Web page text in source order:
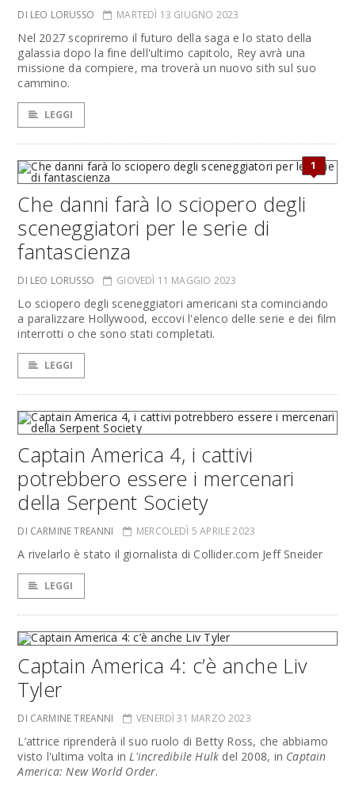
DI LEO LORUSSO MARTEDÌ 13 GIUGNO 2023
Nel 2027 scopriremo il futuro della saga e lo stato della
galassia dopo la fine dell'ultimo capitolo, Rey avrà una
missione da compiere, ma troverà un nuovo sith sul suo
cammino.
LEGGI
1
Che danni farà lo sciopero degli
sceneggiatori per le serie di
fantascienza
DI LEO LORUSSO GIOVEDÌ 11 MAGGIO 2023
Lo sciopero degli sceneggiatori americani sta cominciando
a paralizzare Hollywood, eccovi l'elenco delle serie e dei film
interrotti o che sono stati completati.
LEGGI
Captain America 4, i cattivi
potrebbero essere i mercenari
della Serpent Society
DI CARMINE TREANNI MERCOLEDÌ 5 APRILE 2023
A rivelarlo è stato il giornalista di Collider.com Jeff Sneider
LEGGI
Captain America 4: c’è anche Liv
Tyler
DI CARMINE TREANNI VENERDÌ 31 MARZO 2023
L’attrice riprenderà il suo ruolo di Betty Ross, che abbiamo
visto l'ultima volta inL'incredibile Hulk del 2008, in Captain
America: New World Order.